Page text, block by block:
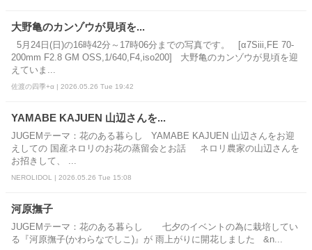
大野亀のカンゾウが見頃を...
5月24日(日)の16時42分～17時06分までの写真です。 [α7Siii,FE 70-
200mm F2.8 GM OSS,1/640,F4,iso200] 大野亀のカンゾウが見頃を迎
えていま...
佐渡の四季+α | 2026.05.26 Tue 19:42
YAMABE KAJUEN 山辺さんを...
JUGEMテーマ：花のある暮らし YAMABE KAJUEN 山辺さんをお迎
えしての 国産ネロリのお花の蒸留会とお話 ネロリ農家の山辺さんを
お招きして、 ...
NEROLIDOL | 2026.05.26 Tue 15:08
河原撫子
JUGEMテーマ：花のある暮らし 七夕のイベントの為に栽培してい
る『河原撫子(かわらなでしこ)』が 雨上がりに開花しました &n...